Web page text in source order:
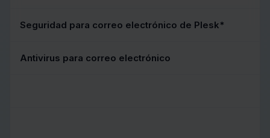
Seguridad para correo electrónico de Plesk*
Antivirus para correo electrónico